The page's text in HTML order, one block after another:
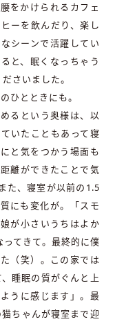
をかけられるカフェ
ーを飲んだり、楽し
シーンで活躍してい
と、眠くなっちゃう
さいました。
ひとときにも。
るという奥様は、以
いたこともあって寝
と気をつかう場面も
離ができたことで気
た、寝室が以前の1.5
にも変化が。「スモ
が小さいうちはよか
てきて。最終的に僕
（笑）。この家では
睡眠の質がぐんと上
うに感じます」。最
ちゃんが寝室まで迎